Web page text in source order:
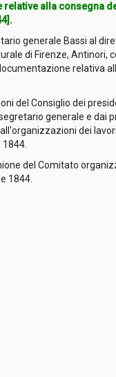
relative alla consegna
generale Bassi al
di Firenze, Antinori,
relativa
del Consiglio dei
generale e dai
dei
del Comitato
1844.